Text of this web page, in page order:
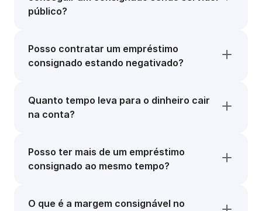
público?
Posso contratar um empréstimo
consignado estando negativado?
Quanto tempo leva para o dinheiro cair
na conta?
Posso ter mais de um empréstimo
consignado ao mesmo tempo?
O que é a margem consignável no